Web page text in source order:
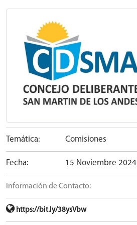
Temática: Comisiones
Fecha: 15 Noviembre 2024
Información de Contacto:
https://bit.ly/38ysVbw